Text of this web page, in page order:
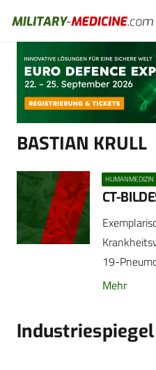
Anzeige
BASTIAN KRULL
HUMANMEDIZIN
CT-
19-
Mehr
Industriespiegel